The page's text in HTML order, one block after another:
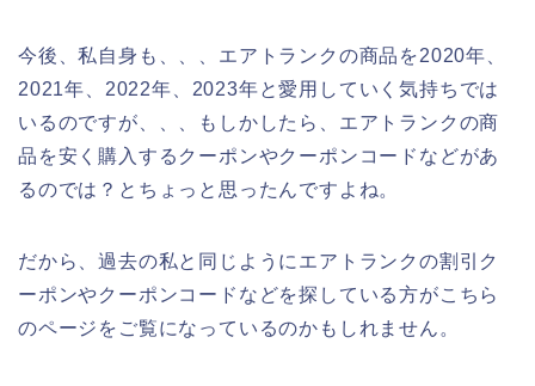
今後、私自身も、、、エアトランクの商品を2020年、
2021年、2022年、2023年と愛用していく気持ちでは
いるのですが、、、もしかしたら、エアトランクの商
品を安く購入するクーポンやクーポンコードなどがあ
るのでは？とちょっと思ったんですよね。
だから、過去の私と同じようにエアトランクの割引ク
ーポンやクーポンコードなどを探している方がこちら
のページをご覧になっているのかもしれません。